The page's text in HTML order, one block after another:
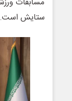
ستایش است.